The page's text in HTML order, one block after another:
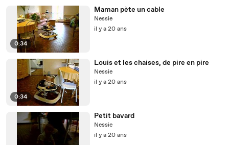
0:34
Maman pète un cable
Nessie
il y a 20 ans
0:34
Louis et les chaises, de pire en pire
Nessie
il y a 20 ans
Petit bavard
Nessie
il y a 20 ans